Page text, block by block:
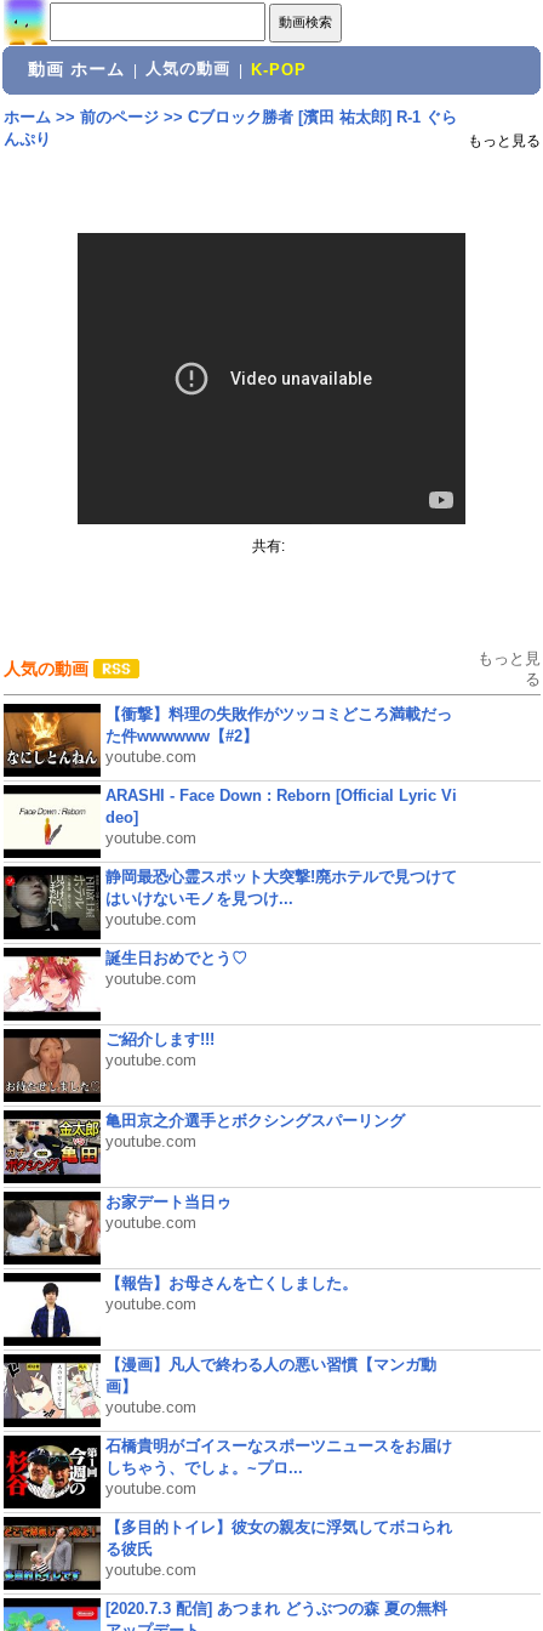
動画 ホーム 人気の動画 K-POP
ホーム>> 前のページ>> Cブロック勝者 [濱田 祐太郎] R-1 ぐら
んぷり
もっと見る
共有:
人気の動画
もっと見
る
【衝撃】料理の失敗作がツッコミどころ満載だっ
た件wwwwww【#2】
youtube.com
ARASHI - Face Down : Reborn [Official Lyric Vi
deo]
youtube.com
静岡最恐心霊スポット大突撃!廃ホテルで見つけて
はいけないモノを見つけ...
youtube.com
誕生日おめでとう♡
youtube.com
ご紹介します!!!
youtube.com
亀田京之介選手とボクシングスパーリング
youtube.com
お家デート当日ゥ
youtube.com
【報告】お母さんを亡くしました。
youtube.com
【漫画】凡人で終わる人の悪い習慣【マンガ動
画】
youtube.com
石橋貴明がゴイスーなスポーツニュースをお届け
しちゃう、でしょ。~プロ...
youtube.com
【多目的トイレ】彼女の親友に浮気してボコられ
る彼氏
youtube.com
[2020.7.3 配信] あつまれ どうぶつの森 夏の無料